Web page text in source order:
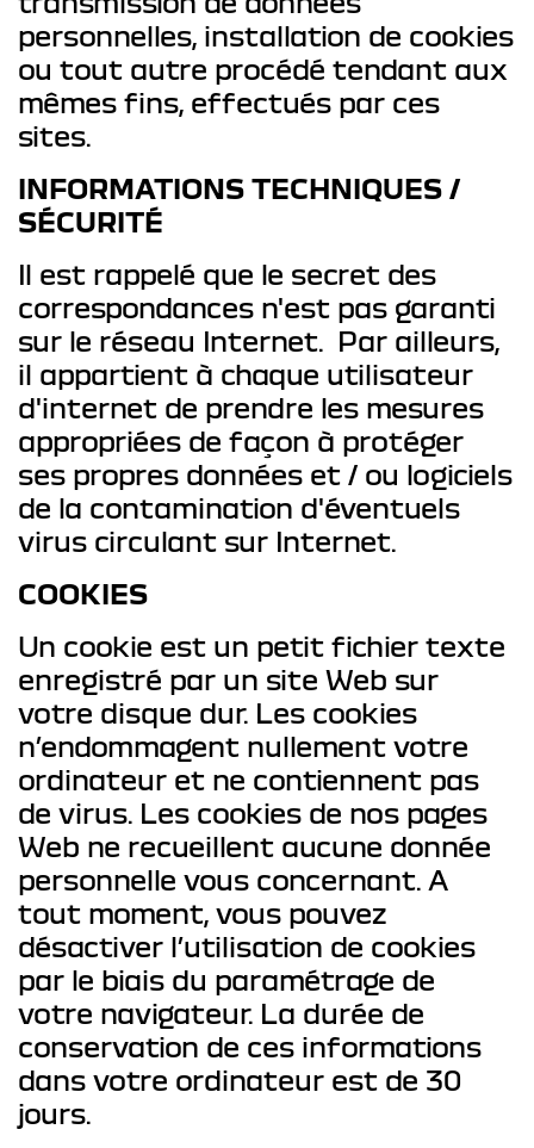
personnelles, installation de cookies
ou tout autre procédé tendant aux
mêmes fins, effectués par ces
sites.
INFORMATIONS TECHNIQUES /
SÉCURITÉ
Il est rappelé que le secret des
correspondances n'est pas garanti
sur le réseau Internet. Par ailleurs,
il appartient à chaque utilisateur
d'internet de prendre les mesures
appropriées de façon à protéger
ses propres données et / ou logiciels
de la contamination d'éventuels
virus circulant sur Internet.
COOKIES
Un cookie est un petit fichier texte
enregistré par un site Web sur
votre disque dur. Les cookies
n’endommagent nullement votre
ordinateur et ne contiennent pas
de virus. Les cookies de nos pages
Web ne recueillent aucune donnée
personnelle vous concernant. A
tout moment, vous pouvez
désactiver l’utilisation de cookies
par le biais du paramétrage de
votre navigateur. La durée de
conservation de ces informations
dans votre ordinateur est de 30
jours.